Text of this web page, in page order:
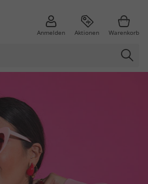
Anmelden Aktionen Warenkorb